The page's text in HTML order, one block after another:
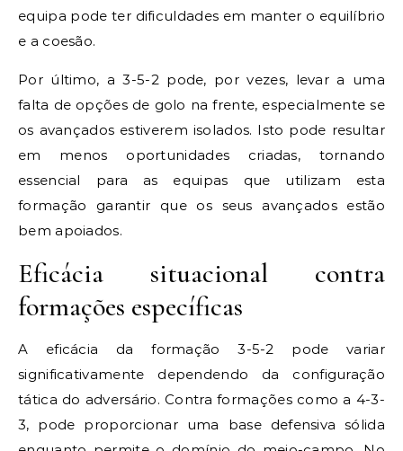
equipa pode ter dificuldades em manter o equilíbrio
e a coesão.
Por último, a 3-5-2 pode, por vezes, levar a uma
falta de opções de golo na frente, especialmente se
os avançados estiverem isolados. Isto pode resultar
em menos oportunidades criadas, tornando
essencial para as equipas que utilizam esta
formação garantir que os seus avançados estão
bem apoiados.
Eficácia situacional contra
formações específicas
A eficácia da formação 3-5-2 pode variar
significativamente dependendo da configuração
tática do adversário. Contra formações como a 4-3-
3, pode proporcionar uma base defensiva sólida